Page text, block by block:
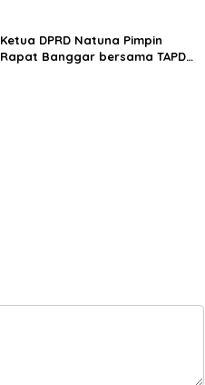
Ketua DPRD Natuna Pimpin
Rapat Banggar bersama TAPD